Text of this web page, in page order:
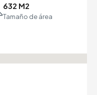
632 M2
Tamaño de área